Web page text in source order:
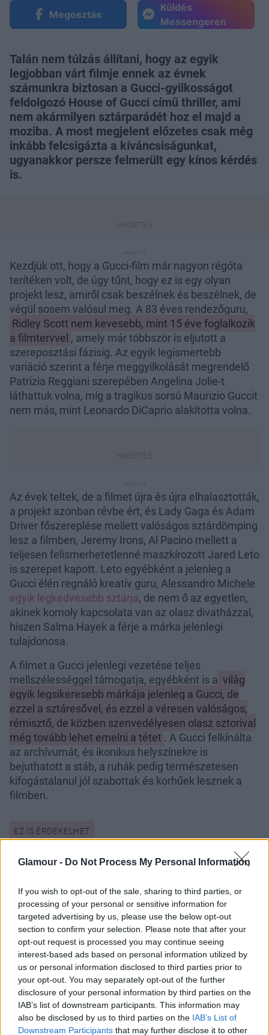
Glamour - Do Not Process My Personal Information
If you wish to opt-out of the sale, sharing to third parties, or
processing of your personal or sensitive information for
targeted advertising by us, please use the below opt-out
section to confirm your selection. Please note that after your
opt-out request is processed you may continue seeing
interest-based ads based on personal information utilized by
us or personal information disclosed to third parties prior to
your opt-out. You may separately opt-out of the further
disclosure of your personal information by third parties on the
IAB’s list of downstream participants. This information may
also be disclosed by us to third parties on the IAB’s List of
Downstream Participants that may further disclose it to other
Megosztás
Küldés
Messengeren
Talán nem túlzás állítani, hogy az egyik
legjobban várt filmje ennek az évnek
számunkra biztosan a Gucci-gyilkosságot
feldolgozó House of Gucci című thriller, ami
nem akármilyen sztárparádét hoz el majd a
moziba. A most megjelent előzetes csak még
inkább felcsigázta a kíváncsiságunkat,
ugyanakkor persze felmerült egy kínos kérdés
is.
Kezdjük ott, hogy a Gucci-film már nagyon régóta
terítéken volt, de úgy tűnt, hogy ez is egy olyan
projekt lesz, amiről csak beszélnek és beszélnek, de
végül sosem valósul meg. A 83 éves rendezőguru,
Ridley Scott nem kevesebb, mint 15 éve foglalkozik
a filmtervvel , amely már többször is eljutott a
szereposztási fázisig. Az egyik legismertebb
variáció szerint a férje meggyilkolását megrendelő
Patrizia Reggiani szerepében Angelina Jolie-t
láthattuk volna, míg a tragikus sorsú Maurizio Guccit
nem más, mint Leonardo DiCaprio alakította volna.
Az évek teltek, de a filmet újra és újra elhalasztották,
a projekt azonban révbe ért, és Lady Gaga és Adam
Driver főszereplése mellett valóságos sztárdömping
lesz a filmben, Jeremy Irons, Al Pacino mellett a
teljesen felismerhetetlenné maszkírozott Jared Leto
is szerepet kapott. Leto egyébként a jelenleg a
Gucci élén regnáló kreatív guru, Alessandro Michele
egyik legkedvesebb sztárja, de nem ő az egyetlen,
akinek komoly kapcsolata van az olasz divatházzal,
hiszen Salma Hayek a férje a márka jelenlegi
tulajdonosa.
A filmet a Gucci jelenlegi vezetése teljes
mellszélességgel támogatja, egyébként is a világ
egyik legsikeresebb márkája jelenleg a Gucci, de
ezzel a sztáresővel, és ezzel a véresen valóságos,
rémisztő, de közben szenvedélyesen olasz sztorival
még tovább lehet emelni a tétet . A Gucci felkínálta
az archívumát, és ikonikus helyszínekre is
bejuthatott a stáb, a ruhák pedig természetesen
kifogástalanul jól szabottak és korhűek lesznek a
filmben.